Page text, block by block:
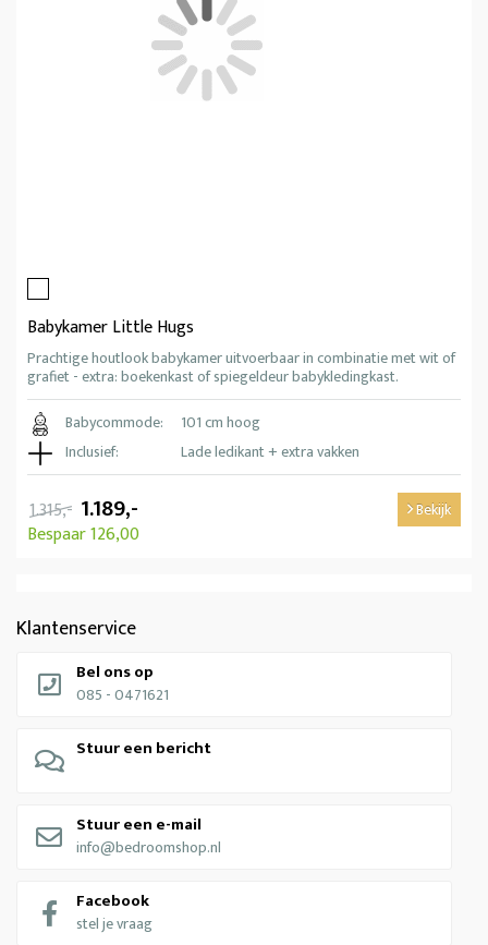
Klantenservice
Bel ons op
085 - 0471621
Stuur een bericht
Stuur een e-mail
info@bedroomshop.nl
Facebook
stel je vraag
Babykamer Little Hugs
Prachtige houtlook babykamer uitvoerbaar in combinatie met wit of
grafiet - extra: boekenkast of spiegeldeur babykledingkast.
Babycommode:
101 cm hoog
Inclusief:
Lade ledikant + extra vakken
1.315,- 1.189,-
Bespaar 126,00
Bekijk